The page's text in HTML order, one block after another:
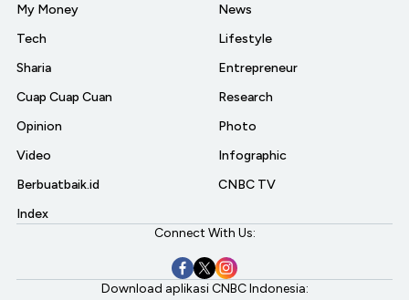
My Money
Tech
Sharia
Cuap Cuap Cuan
Opinion
Video
Berbuatbaik.id
Index
News
Lifestyle
Entrepreneur
Research
Photo
Infographic
CNBC TV
Connect With Us:
Download aplikasi CNBC Indonesia: